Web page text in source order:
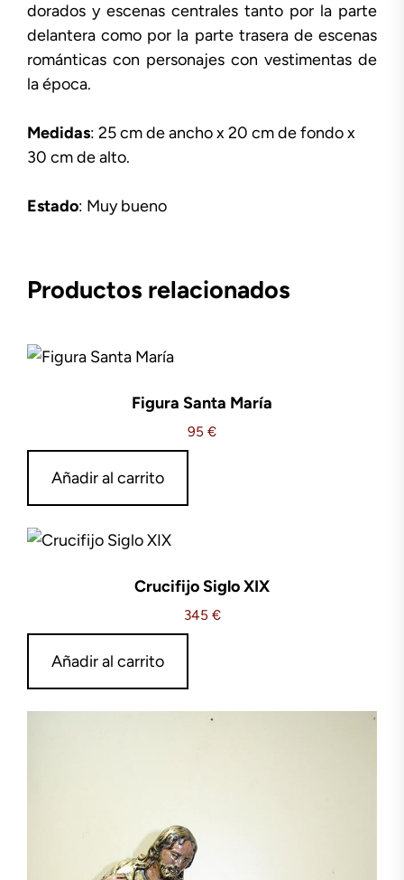
dorados y escenas centrales tanto por la parte
delantera como por la parte trasera de escenas
románticas con personajes con vestimentas de
la época.
Medidas: 25 cm de ancho x 20 cm de fondo x
30 cm de alto.
Estado: Muy bueno
Productos relacionados
Figura Santa María
95 €
Añadir al carrito
Crucifijo Siglo XIX
345 €
Añadir al carrito